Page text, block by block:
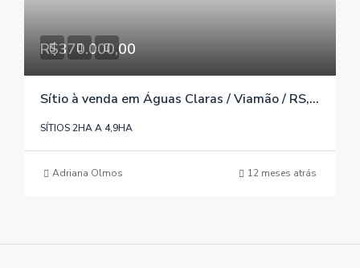
R$370.000,00
Sítio à venda em Águas Claras / Viamão / RS, referência 1292
SÍTIOS 2HA A 4,9HA
Adriana Olmos 12 meses atrás